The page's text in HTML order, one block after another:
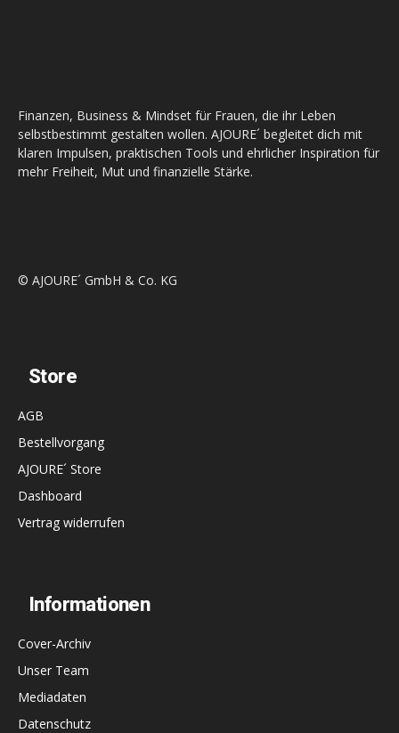
Finanzen, Business & Mindset für Frauen, die ihr Leben
selbstbestimmt gestalten wollen. AJOURE´ begleitet dich mit
klaren Impulsen, praktischen Tools und ehrlicher Inspiration für
mehr Freiheit, Mut und finanzielle Stärke.
© AJOURE´ GmbH & Co. KG
Store
AGB
Bestellvorgang
AJOURE´ Store
Dashboard
Vertrag widerrufen
Informationen
Cover-Archiv
Unser Team
Mediadaten
Datenschutz